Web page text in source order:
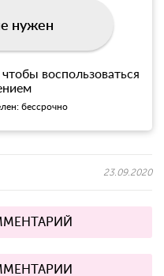
нужен
чтобы воспользоваться
бессрочно
23.09.2020